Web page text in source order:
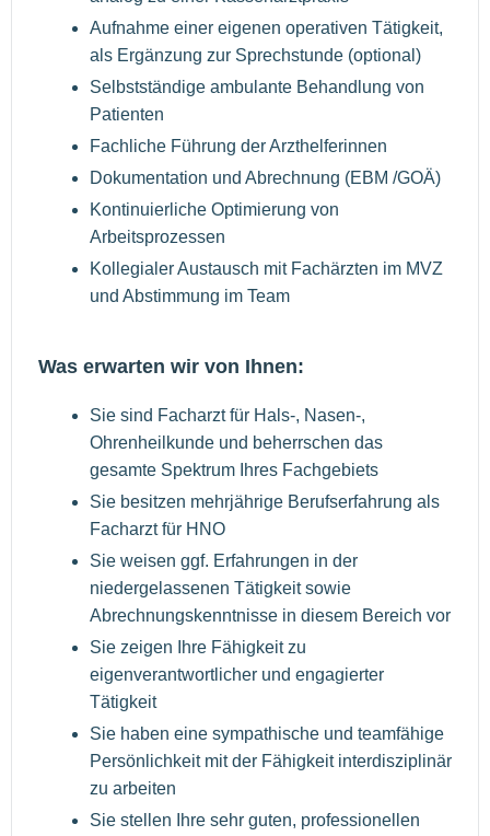
Aufnahme einer eigenen operativen Tätigkeit,
als Ergänzung zur Sprechstunde (optional)
Selbstständige ambulante Behandlung von
Patienten
Fachliche Führung der Arzthelferinnen
Dokumentation und Abrechnung (EBM /GOÄ)
Kontinuierliche Optimierung von
Arbeitsprozessen
Kollegialer Austausch mit Fachärzten im MVZ
und Abstimmung im Team
Was erwarten wir von Ihnen:
Sie sind Facharzt für Hals-, Nasen-,
Ohrenheilkunde und beherrschen das
gesamte Spektrum Ihres Fachgebiets
Sie besitzen mehrjährige Berufserfahrung als
Facharzt für HNO
Sie weisen ggf. Erfahrungen in der
niedergelassenen Tätigkeit sowie
Abrechnungskenntnisse in diesem Bereich vor
Sie zeigen Ihre Fähigkeit zu
eigenverantwortlicher und engagierter
Tätigkeit
Sie haben eine sympathische und teamfähige
Persönlichkeit mit der Fähigkeit interdisziplinär
zu arbeiten
Sie stellen Ihre sehr guten, professionellen